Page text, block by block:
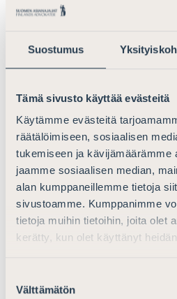
Suostumus
Tämä sivusto käyttää evästeitä
Käytämme evästeitä
räätälöimiseen, sosiaalisen
tukemiseen ja kävijämäärämme
jaamme sosiaalisen median,
alan kumppaneillemme tietoja
sivustoamme. Kumppanimme
tietoja muihin tietoihin, joita olet
kerätty, kun olet käyttänyt heidän
valinta
Välttämätön
perusteena olevan
tosiasiallisesti ole
voitaisiin Asianajajaliiton
täyttymisestä pitää riittävänä
myöntämiseksi.
Alarajavaatimuksen tiukka
lisäksi johtaa verovelvollisille
investointihankkeiden
ja optimoinnin näkökulmasta.
mahdollisimman tehokkaan ja
toteutuksen kannalta palkkojen
harkita. Tämä tarjoaisi